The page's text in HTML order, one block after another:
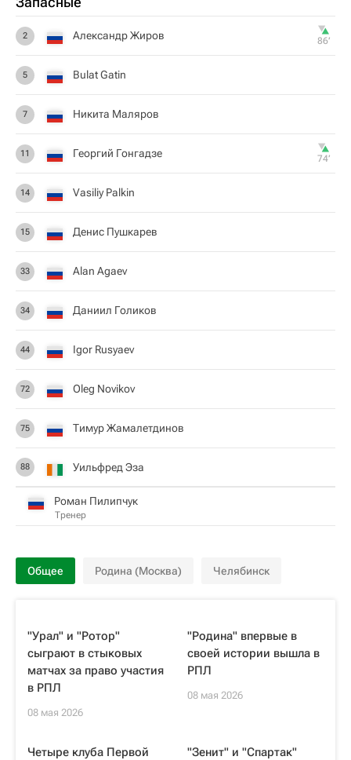
2 Александр Жиров 86‎’‎
5 Bulat Gatin
7 Никита Маляров
11 Георгий Гонгадзе 74‎’‎
14 Vasiliy Palkin
15 Денис Пушкарев
33 Alan Agaev
34 Даниил Голиков
44 Igor Rusyaev
72 Oleg Novikov
75 Тимур Жамалетдинов
88 Уильфред Эза
Роман Пилипчук
Тренер
Общее Родина (Москва) Челябинск
"Урал" и "Ротор"
сыграют в стыковых
матчах за право участия
в РПЛ
08 мая 2026
"Родина" впервые в
своей истории вышла в
РПЛ
08 мая 2026
Четыре клуба Первой
"Зенит" и "Спартак"